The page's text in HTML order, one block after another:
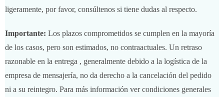
ligeramente, por favor, consúltenos si tiene dudas al respecto.
Importante: Los plazos comprometidos se cumplen en la mayoría
de los casos, pero son estimados, no contraactuales. Un retraso
razonable en la entrega , generalmente debido a la logística de la
empresa de mensajería, no da derecho a la cancelación del pedido
ni a su reintegro. Para más información ver condiciones generales